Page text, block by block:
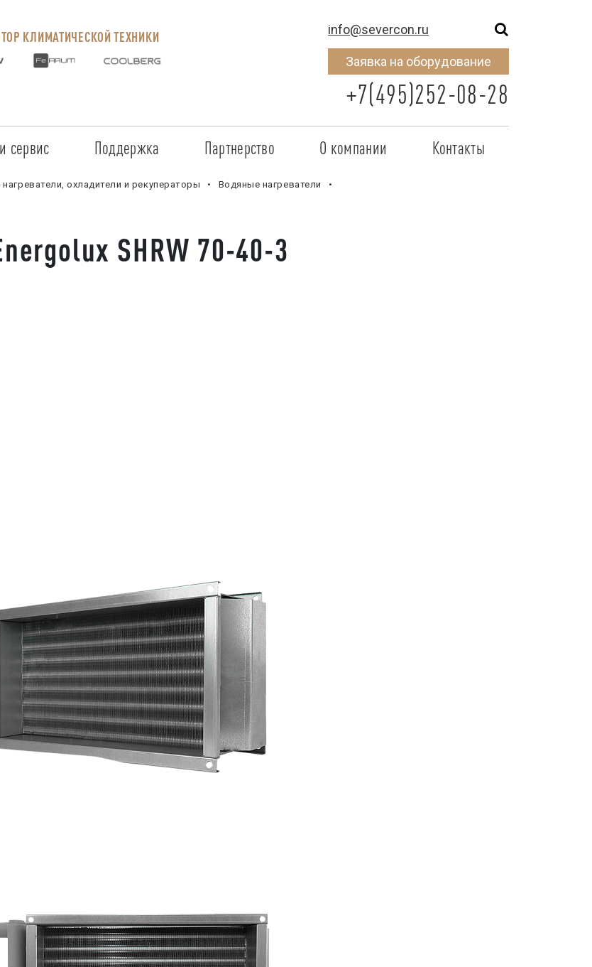
КЛИМАТИЧЕСКОЙ ТЕХНИКИ info@severcon.ru
Заявка на оборудование
+7(495)252-08-28
сервис
центры
на услуги
Поддержка
Регистрация объекта
Документация
Партнерство
Стать партнером
Наши партнеры
О компании Контакты
охладители и рекуператоры
Водяные нагреватели
SHRW 70-40-3